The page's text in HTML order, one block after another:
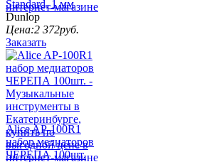
Standard, 1 мм
Dunlop
Цена:2 372руб.
Заказать
Alice AP-100R1
набор медиаторов
ЧЕРЕПА 100шт.